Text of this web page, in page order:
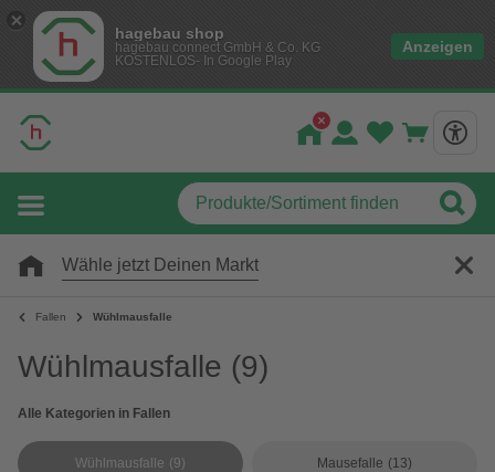
hagebau shop
hagebau connect GmbH & Co. KG
KOSTENLOS- In Google Play
Anzeigen
Wähle jetzt Deinen Markt
Fallen Wühlmausfalle
Wühlmausfalle (9)
Alle Kategorien in Fallen
Wühlmausfalle (9) Mausefalle (13)